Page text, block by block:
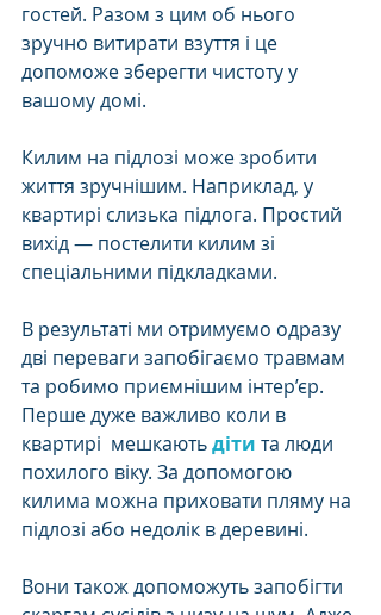
гостей. Разом з цим об нього
зручно витирати взуття і це
допоможе зберегти чистоту у
вашому домі.
Килим на підлозі може зробити
життя зручнішим. Наприклад, у
квартирі слизька підлога. Простий
вихід — постелити килим зі
спеціальними підкладками.
В результаті ми отримуємо одразу
дві переваги запобігаємо травмам
та робимо приємнішим інтер’єр.
Перше дуже важливо коли в
квартирі  мешкають діти та люди
похилого віку. За допомогою
килима можна приховати пляму на
підлозі або недолік в деревині.
Вони також допоможуть запобігти